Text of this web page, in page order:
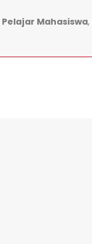
Pelajar Mahasiswa,